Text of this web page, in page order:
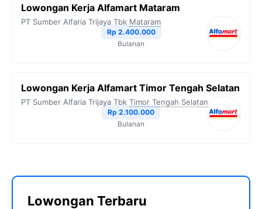
Lowongan Kerja Alfamart Mataram
PT Sumber Alfaria Trijaya Tbk Mataram
Rp 2.400.000
Bulanan
Lowongan Kerja Alfamart Timor Tengah Selatan
PT Sumber Alfaria Trijaya Tbk Timor Tengah Selatan
Rp 2.100.000
Bulanan
Lowongan Terbaru